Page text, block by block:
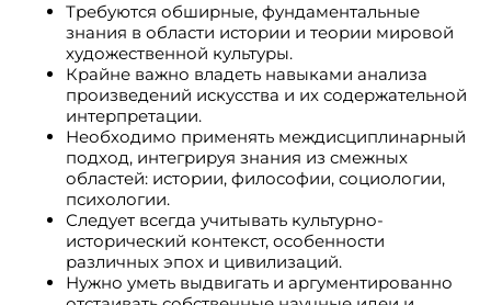
Требуются обширные, фундаментальные
знания в области истории и теории мировой
художественной культуры.
Крайне важно владеть навыками анализа
произведений искусства и их содержательной
интерпретации.
Необходимо применять междисциплинарный
подход, интегрируя знания из смежных
областей: истории, философии, социологии,
психологии.
Следует всегда учитывать культурно-
исторический контекст, особенности
различных эпох и цивилизаций.
Нужно уметь выдвигать и аргументированно